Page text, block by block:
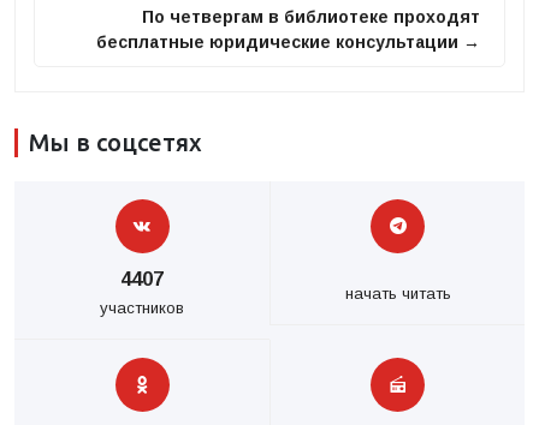
По четвергам в библиотеке проходят
бесплатные юридические консультации →
Мы в соцсетях
4407
участников
начать читать